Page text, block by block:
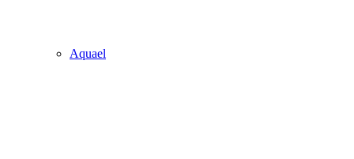
Aquael